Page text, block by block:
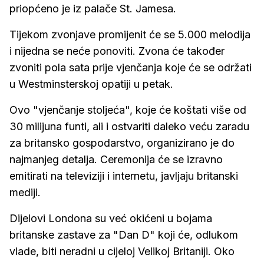
priopćeno je iz palače St. Jamesa.
Tijekom zvonjave promijenit će se 5.000 melodija
i nijedna se neće ponoviti. Zvona će također
zvoniti pola sata prije vjenčanja koje će se održati
u Westminsterskoj opatiji u petak.
Ovo "vjenčanje stoljeća", koje će koštati više od
30 milijuna funti, ali i ostvariti daleko veću zaradu
za britansko gospodarstvo, organizirano je do
najmanjeg detalja. Ceremonija će se izravno
emitirati na televiziji i internetu, javljaju britanski
mediji.
Dijelovi Londona su već okićeni u bojama
britanske zastave za "Dan D" koji će, odlukom
vlade, biti neradni u cijeloj Velikoj Britaniji. Oko